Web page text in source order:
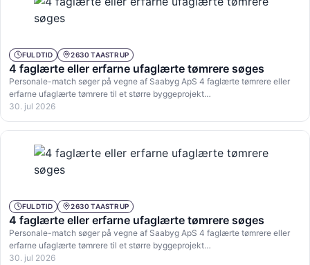
FULDTID 2630 TAASTRUP
4 faglærte eller erfarne ufaglærte tømrere søges
Personale-match søger på vegne af Saabyg ApS 4 faglærte tømrere eller
erfarne ufaglærte tømrere til et større byggeprojekt…
30. jul 2026
FULDTID 2630 TAASTRUP
4 faglærte eller erfarne ufaglærte tømrere søges
Personale-match søger på vegne af Saabyg ApS 4 faglærte tømrere eller
erfarne ufaglærte tømrere til et større byggeprojekt…
30. jul 2026